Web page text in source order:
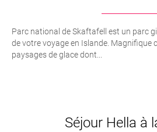
Parc national de Skaftafell est un parc
de votre voyage en Islande. Magnifique
paysages de glace dont...
Séjour Hella à